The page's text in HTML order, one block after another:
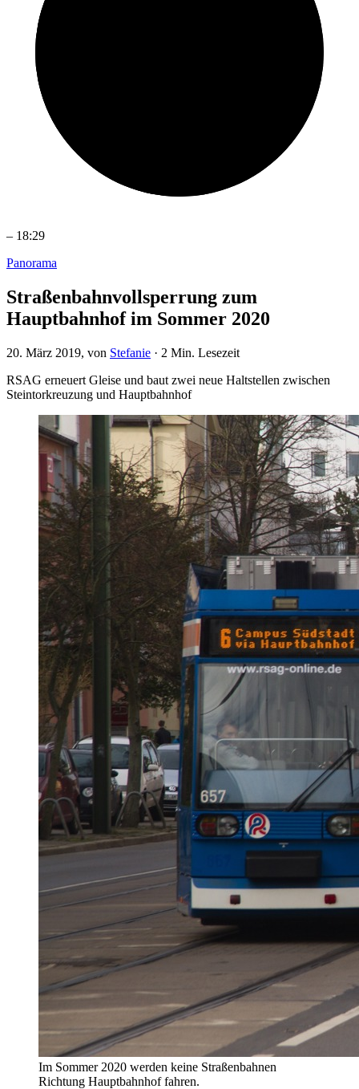
– 18:29
Panorama
Straßenbahnvollsperrung zum
Hauptbahnhof im Sommer 2020
20. März 2019, von Stefanie · 2 Min. Lesezeit
RSAG erneuert Gleise und baut zwei neue Haltstellen zwischen
Steintorkreuzung und Hauptbahnhof
Im Sommer 2020 werden keine Straßenbahnen
Richtung Hauptbahnhof fahren.